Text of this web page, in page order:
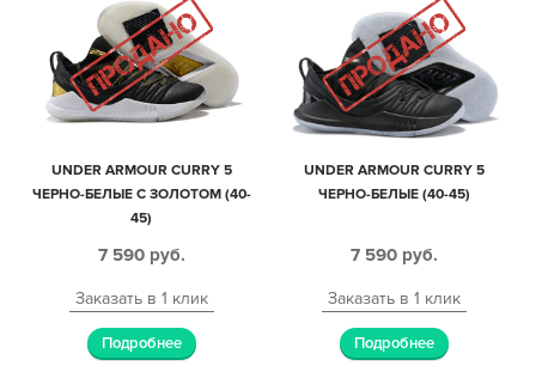
UNDER ARMOUR CURRY 5
ЧЕРНО-БЕЛЫЕ С ЗОЛОТОМ (40-
45)
7 590 руб.
Заказать в 1 клик
Подробнее
UNDER ARMOUR CURRY 5
ЧЕРНО-БЕЛЫЕ (40-45)
7 590 руб.
Заказать в 1 клик
Подробнее